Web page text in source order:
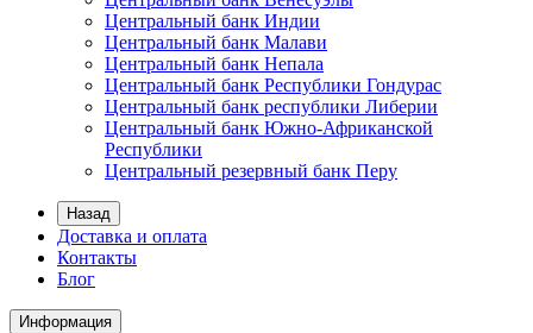
Центральный банк Индии
Центральный банк Малави
Центральный банк Непала
Центральный банк Республики Гондурас
Центральный банк республики Либерии
Центральный банк Южно-Африканской
Республики
Центральный резервный банк Перу
Назад
Доставка и оплата
Контакты
Блог
Информация